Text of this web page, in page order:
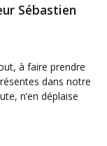
Sébastien
à faire prendre
dans notre
n’en déplaise